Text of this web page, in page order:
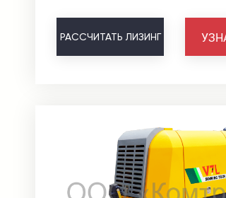
РАССЧИТАТЬ ЛИЗИНГ